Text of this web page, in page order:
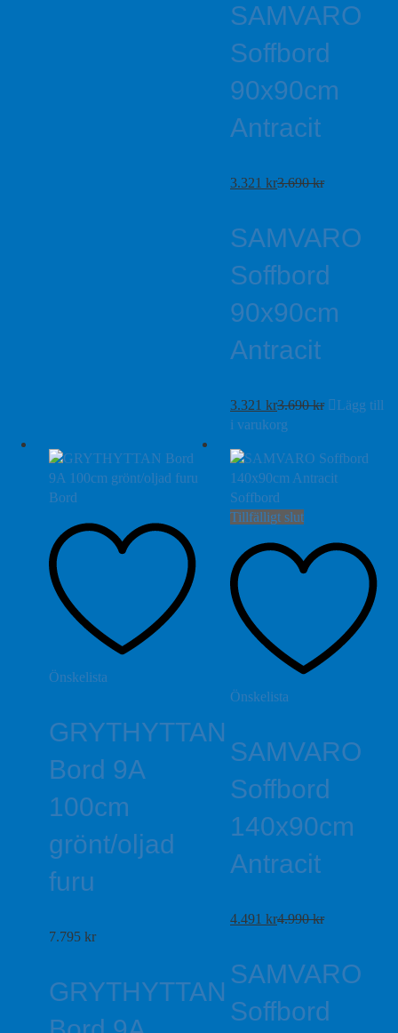
SAMVARO
Soffbord
90x90cm
Antracit
3.321 kr3.690kr
SAMVARO
Soffbord
90x90cm
Antracit
3.321 kr3.690kr
Lägg till
i varukorg
Önskelista
GRYTHYTTAN
Bord 9A
100cm
grönt/oljad
furu
7.795 kr
GRYTHYTTAN
Tillfälligt slut
Önskelista
SAMVARO
Soffbord
140x90cm
Antracit
4.491 kr4.990kr
SAMVARO
Soffbord